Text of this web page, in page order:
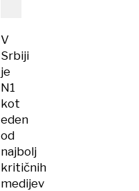
V
Srbiji
je
N1
kot
eden
od
najbolj
kritičnih
medijev